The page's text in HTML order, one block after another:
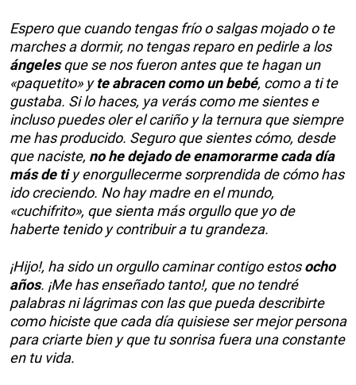
Espero que cuando tengas frío o salgas mojado o te
marches a dormir, no tengas reparo en pedirle a los
ángelesque se nos fueron antes que te hagan un
«paquetito» yte abracen como un bebé, como a ti te
gustaba. Si lo haces, ya verás como me sientes e
incluso puedes oler el cariño y la ternura que siempre
me has producido. Seguro que sientes cómo, desde
que naciste, no he dejado de enamorarme cada día
más de tiy enorgullecerme sorprendida de cómo has
ido creciendo. No hay madre en el mundo,
«cuchifrito», que sienta más orgullo que yo de
haberte tenido y contribuir a tu grandeza.
¡Hijo!, ha sido un orgullo caminar contigo estosocho
años. ¡Me has enseñado tanto!, que no tendré
palabras ni lágrimas con las que pueda describirte
como hiciste que cada día quisiese ser mejor persona
para criarte bien y que tu sonrisa fuera una constante
en tu vida.